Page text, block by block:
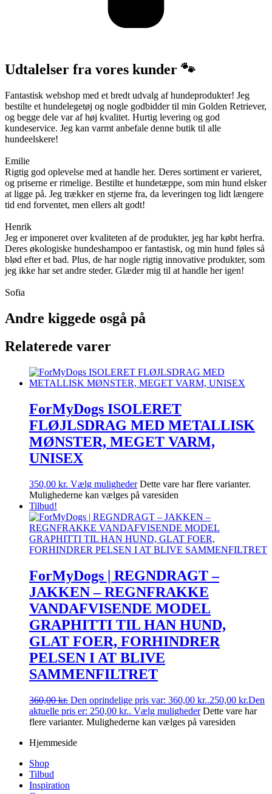
Udtalelser fra vores kunder 🐾
Fantastisk webshop med et bredt udvalg af hundeprodukter! Jeg
bestilte et hundelegetøj og nogle godbidder til min Golden Retriever,
og begge dele var af høj kvalitet. Hurtig levering og god
kundeservice. Jeg kan varmt anbefale denne butik til alle
hundeelskere!
Emilie
Rigtig god oplevelse med at handle her. Deres sortiment er varieret,
og priserne er rimelige. Bestilte et hundetæppe, som min hund elsker
at ligge på. Jeg trækker en stjerne fra, da leveringen tog lidt længere
tid end forventet, men ellers alt godt!
Henrik
Jeg er imponeret over kvaliteten af de produkter, jeg har købt herfra.
Deres økologiske hundeshampoo er fantastisk, og min hund føles så
blød efter et bad. Plus, de har nogle rigtig innovative produkter, som
jeg ikke har set andre steder. Glæder mig til at handle her igen!
Sofia
Andre kiggede osgå på
Relaterede varer
ForMyDogs ISOLERET
FLØJLSDRAG MED METALLISK
MØNSTER, MEGET VARM,
UNISEX
350,00 kr. Vælg muligheder Dette vare har flere varianter.
Mulighederne kan vælges på varesiden
Tilbud!
ForMyDogs | REGNDRAGT –
JAKKEN – REGNFRAKKE
VANDAFVISENDE MODEL
GRAPHITTI TIL HAN HUND,
GLAT FOER, FORHINDRER
PELSEN I AT BLIVE
SAMMENFILTRET
360,00kr. Den oprindelige pris var: 360,00 kr..250,00 kr.Den
aktuelle pris er: 250,00 kr.. Vælg muligheder Dette vare har
flere varianter. Mulighederne kan vælges på varesiden
Hjemmeside
Shop
Tilbud
Inspiration